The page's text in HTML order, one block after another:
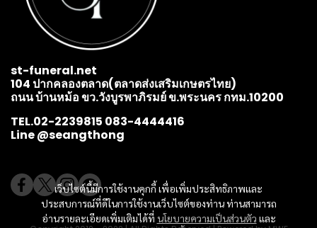
เว็บไซต์นี้มีการใช้งานคุกกี้ เพื่อเพิ่มประสิทธิภาพและ
ประสบการณ์ที่ดีในการใช้งานเว็บไซต์ของท่าน ท่านสามารถ
อ่านรายละเอียดเพิ่มเติมได้ที่ นโยบายความเป็นส่วนตัว และ
st-funeral.net
104 ปากคลองตลาด(ตลาดส่งเสริมเกษตรไทย)
ถนน บ้านหม้อ ขว.วังบูรพาภิรมย์ ข.พระนคร กทม.10200
TEL.02-2239815 083-4444416
Line @seangthong